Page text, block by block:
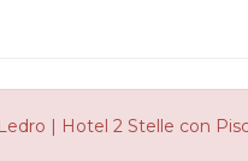
| Hotel 2 Stelle con